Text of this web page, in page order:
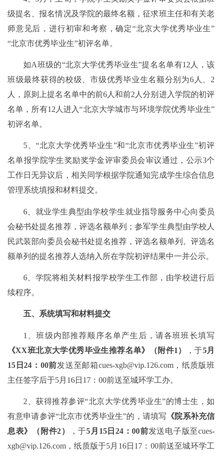
级提名、报名情况及学院的最终名额，征求班主任和有关老
师意见后，进行初审和考察，确定“北京大学优秀毕业生”
“北京市优秀毕业生”初评名单。
如A班级的“北京大学优秀毕业生”提名名单有12 人，该
班级最终获得的校级、市级优秀毕业生名额分别为6人、2
人，原则上提名名单中的前6人和前2人分别进入学院的初评
名单，所有12 人进入“北京大学城市与环境学院优秀毕业生”
初评名单。
5、“北京大学优秀毕业生”和“北京市优秀毕业生”初评
名单报学院学生奖励奖学金评审委员会审议通过，公示3个
工作日无异议后，相关同学根据学院通知完成学生综合信息
管理系统填报和材料提交。
6、就业学生典型由学校学生就业指导服务中心向委员
会秘书处提名推荐，评选名额单列；参军学生典型由学校人
民武装部向委员会秘书处提名推荐，评选名额单列。评选名
额单列的提名推荐人选纳入所在学院初评结果中一并公示。
6、学院将相关材料报学校学生工作部，由学校进行后
续程序。
五、系统填写和材料提交
1、班级内部推荐顺序名单产生后，请各班班长填写
《XX班北京大学优秀毕业生推荐名单》（附件1）
，于5月
15 日24 ：00前发送至邮箱cues-xgb@vip.126.com，纸质版班
主任签字后于5月 16日1 7 ：00前送至城环学工办。
2、获得推荐参评“北京大学优秀毕业生”的博士生，如
有意申请参评“北京市优秀毕业生”的，请填写 《院系补充信
息表》（附件2）
，于5 月 15日24：00前发送电子版至cues-
xgb@vip.126.com，纸质版于5月 16日1 7 ：00前送至城环学工